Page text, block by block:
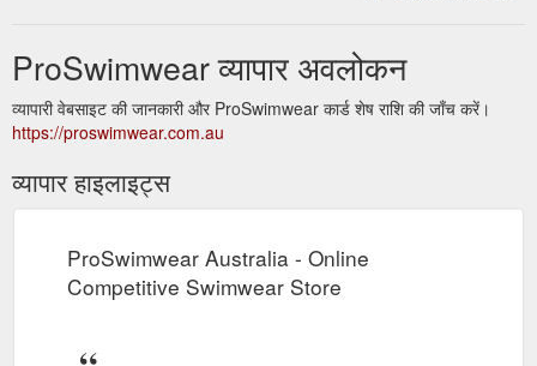
ProSwimwear व्यापार अवलोकन
व्यापारी वेबसाइट की जानकारी और ProSwimwear कार्ड शेष राशि की जाँच करें।
https://proswimwear.com.au
व्यापार हाइलाइट्स
ProSwimwear Australia - Online
Competitive Swimwear Store